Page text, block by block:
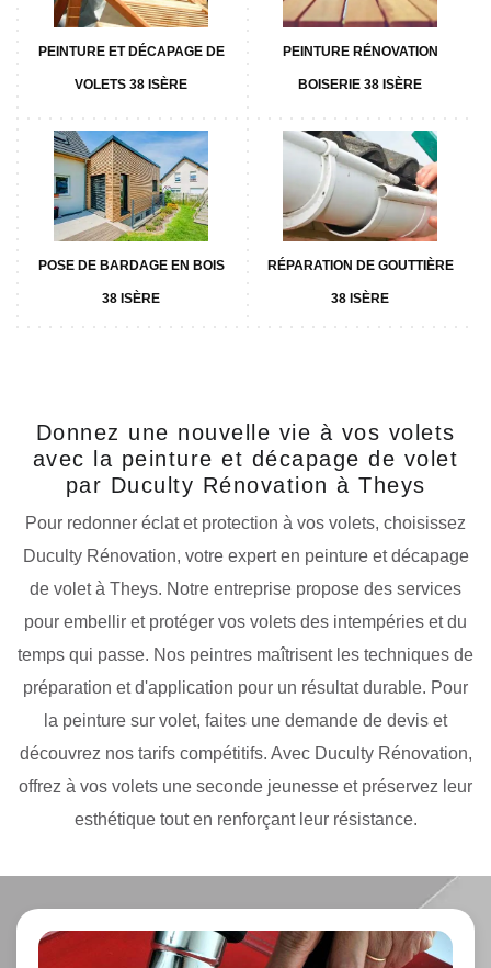
PEINTURE ET DÉCAPAGE DE
VOLETS 38 ISÈRE
PEINTURE RÉNOVATION
BOISERIE 38 ISÈRE
POSE DE BARDAGE EN BOIS
38 ISÈRE
RÉPARATION DE GOUTTIÈRE
38 ISÈRE
Donnez une nouvelle vie à vos volets
avec la peinture et décapage de volet
par Duculty Rénovation à Theys
Pour redonner éclat et protection à vos volets, choisissez
Duculty Rénovation, votre expert en peinture et décapage
de volet à Theys. Notre entreprise propose des services
pour embellir et protéger vos volets des intempéries et du
temps qui passe. Nos peintres maîtrisent les techniques de
préparation et d'application pour un résultat durable. Pour
la peinture sur volet, faites une demande de devis et
découvrez nos tarifs compétitifs. Avec Duculty Rénovation,
offrez à vos volets une seconde jeunesse et préservez leur
esthétique tout en renforçant leur résistance.